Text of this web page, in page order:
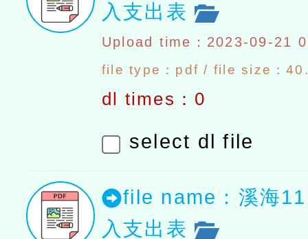
入支出表
Upload time：2023-09-21
file type：pdf / file size：
dl times：0
select dl file
file name：溪海
入支出表